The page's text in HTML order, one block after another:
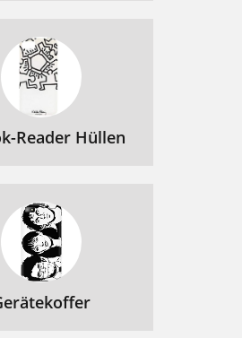
Reader Hüllen